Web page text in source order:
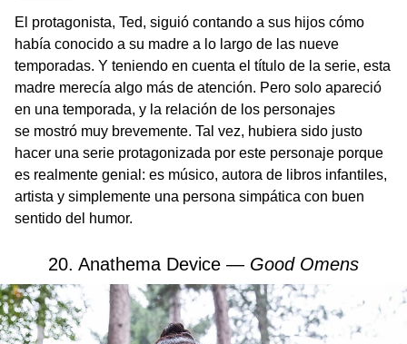
El protagonista, Ted, siguió contando a sus hijos cómo
había conocido a su madre a lo largo de las nueve
temporadas. Y teniendo en cuenta el título de la serie, esta
madre merecía algo más de atención. Pero solo apareció
en una temporada, y la relación de los personajes
se mostró muy brevemente. Tal vez, hubiera sido justo
hacer una serie protagonizada por este personaje porque
es realmente genial: es músico, autora de libros infantiles,
artista y simplemente una persona simpática con buen
sentido del humor.
20. Anathema Device — Good Omens